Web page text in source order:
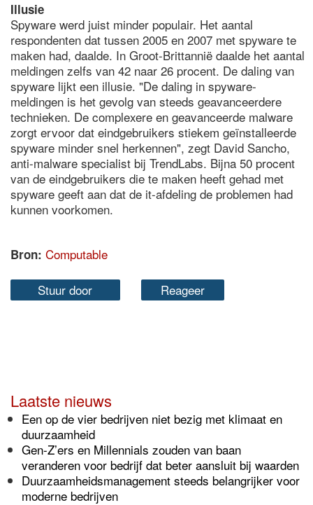
Illusie
Spyware werd juist minder populair. Het aantal
respondenten dat tussen 2005 en 2007 met spyware te
maken had, daalde. In Groot-Brittannië daalde het aantal
meldingen zelfs van 42 naar 26 procent. De daling van
spyware lijkt een illusie. "De daling in spyware-
meldingen is het gevolg van steeds geavanceerdere
technieken. De complexere en geavanceerde malware
zorgt ervoor dat eindgebruikers stiekem geïnstalleerde
spyware minder snel herkennen", zegt David Sancho,
anti-malware specialist bij TrendLabs. Bijna 50 procent
van de eindgebruikers die te maken heeft gehad met
spyware geeft aan dat de it-afdeling de problemen had
kunnen voorkomen.
Bron: Computable
Stuur door Reageer
Laatste nieuws
Een op de vier bedrijven niet bezig met klimaat en
duurzaamheid
Gen-Z’ers en Millennials zouden van baan
veranderen voor bedrijf dat beter aansluit bij waarden
Duurzaamheidsmanagement steeds belangrijker voor
moderne bedrijven